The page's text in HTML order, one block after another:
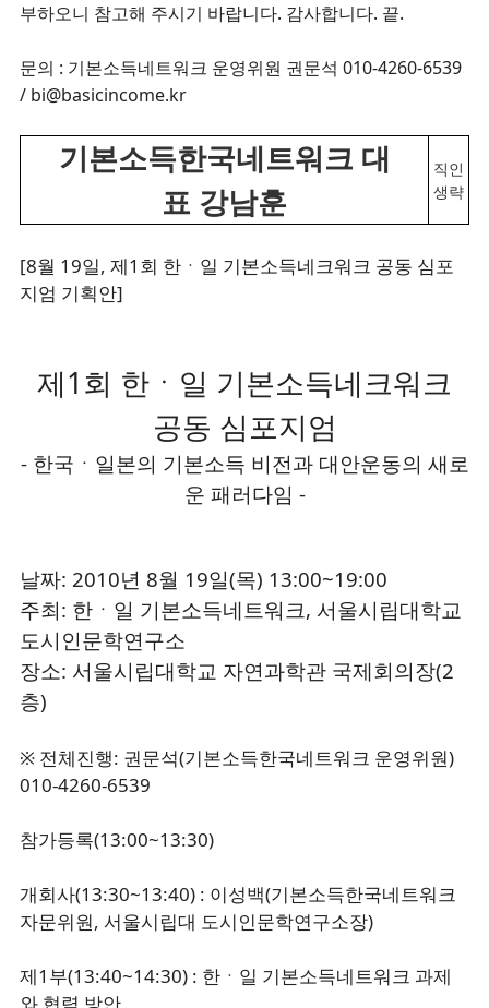
부하오니 참고해 주시기 바랍니다. 감사합니다. 끝.
문의 : 기본소득네트워크 운영위원 권문석 010-4260-6539
/ bi@basicincome.kr
기본소득한국네트워크 대
표 강남훈
직인
생략
[8월 19일, 제1회 한ㆍ일 기본소득네크워크 공동 심포
지엄 기획안]
제1회 한ㆍ일 기본소득네크워크
공동 심포지엄
- 한국ㆍ일본의 기본소득 비전과 대안운동의 새로
운 패러다임 -
날짜: 2010년 8월 19일(목) 13:00~19:00
주최: 한ㆍ일 기본소득네트워크, 서울시립대학교
도시인문학연구소
장소: 서울시립대학교 자연과학관 국제회의장(2
층)
※ 전체진행: 권문석(기본소득한국네트워크 운영위원)
010-4260-6539
참가등록(13:00~13:30)
개회사(13:30~13:40) : 이성백(기본소득한국네트워크
자문위원, 서울시립대 도시인문학연구소장)
제1부(13:40~14:30) : 한ㆍ일 기본소득네트워크 과제